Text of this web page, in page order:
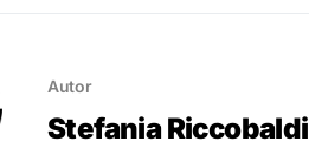
Autor
Stefania Riccobaldi